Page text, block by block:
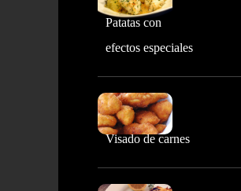
Patatas con
efectos especiales
Visado de carnes